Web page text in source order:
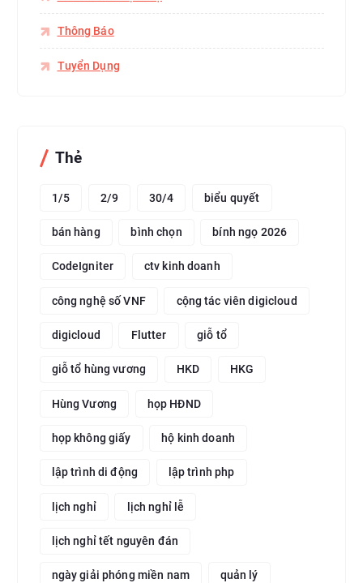
Thông Báo
Tuyển Dụng
Thẻ
1/5 2/9 30/4 biểu quyết
bán hàng bình chọn bính ngọ 2026
CodeIgniter ctv kinh doanh
công nghệ số VNF cộng tác viên digicloud
digicloud Flutter giỗ tổ
giỗ tổ hùng vương HKD HKG
Hùng Vương họp HĐND
họp không giấy hộ kinh doanh
lập trình di động lập trình php
lịch nghỉ lịch nghỉ lễ
lịch nghỉ tết nguyên đán
ngày giải phóng miền nam quản lý